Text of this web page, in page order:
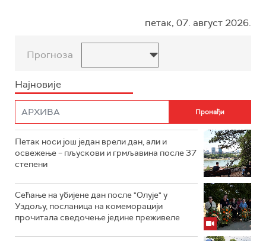
петак, 07. август 2026.
Прогноза
Најновије
Петак носи још један врели дан, али и
освежење – пљускови и грмљавина после 37
степени
Сећање на убијене дан после "Олује" у
Уздољу, посланица на комеморацији
прочитала сведочење једине преживеле